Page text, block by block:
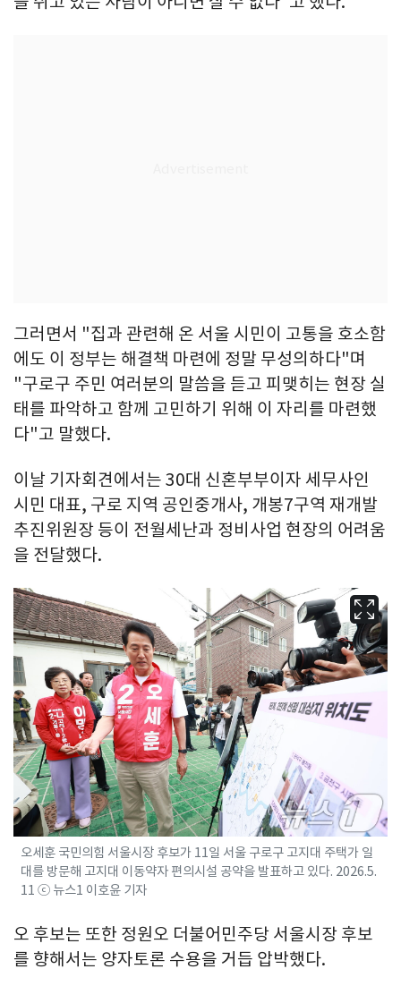
그러면서 "집과 관련해 온 서울 시민이 고통을 호소함
에도 이 정부는 해결책 마련에 정말 무성의하다"며
"구로구 주민 여러분의 말씀을 듣고 피맺히는 현장 실
태를 파악하고 함께 고민하기 위해 이 자리를 마련했
다"고 말했다.
이날 기자회견에서는 30대 신혼부부이자 세무사인
시민 대표, 구로 지역 공인중개사, 개봉7구역 재개발
추진위원장 등이 전월세난과 정비사업 현장의 어려움
을 전달했다.
오세훈 국민의힘 서울시장 후보가 11일 서울 구로구 고지대 주택가 일
대를 방문해 고지대 이동약자 편의시설 공약을 발표하고 있다. 2026.5.
11 ⓒ 뉴스1 이호윤 기자
오 후보는 또한 정원오 더불어민주당 서울시장 후보
를 향해서는 양자토론 수용을 거듭 압박했다.